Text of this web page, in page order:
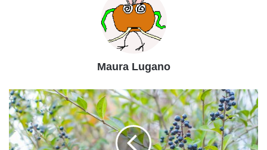
Maura Lugano
Tisana
con
frangola
anti
stitichezza: